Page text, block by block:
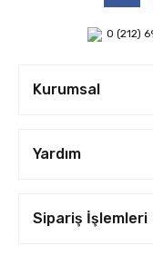
0 (212)
Kurumsal
Yardım
Sipariş İşlemleri